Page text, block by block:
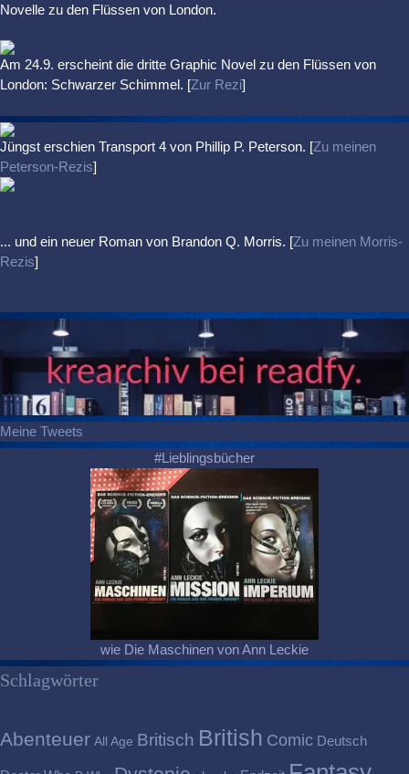
Novelle zu den Flüssen von London.
Am 24.9. erscheint die dritte Graphic Novel zu den Flüssen von
London: Schwarzer Schimmel. [Zur Rezi]
Jüngst erschien Transport 4 von Phillip P. Peterson. [Zu meinen
Peterson-Rezis]
... und ein neuer Roman von Brandon Q. Morris. [Zu meinen Morris-
Rezis]
Meine Tweets
#Lieblingsbücher
wie Die Maschinen von Ann Leckie
Schlagwörter
Abenteuer All Age Britisch British Comic Deutsch